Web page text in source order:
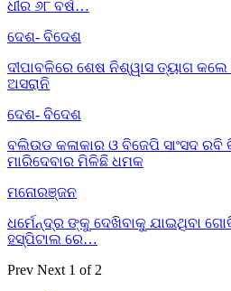
ଧୀର ୬୮ ବର୍ଷ…
ଦେଶ- ବିଦେଶ
ଦୀପାବଳିରେ ଶେଷ ନିଶ୍ୱାସ ତ୍ୟାଗ
ଅସରାନି
ଦେଶ- ବିଦେଶ
ବଲିଉଡ କଳାକାର ଓ ବିଜେପି ସାଂସଦ
ମାରିଦେବାର ମିଳିଛି ଧମକ
ମନୋରଞ୍ଜନ
ଧର୍ମେନ୍ଦ୍ର ଙ୍କୁ ଦେଖିବାକୁ ଯାଇଥିବା
ହସ୍ପିଟାଲ ରେ…
Prev Next 1 of 2